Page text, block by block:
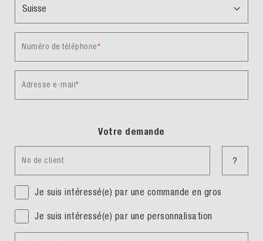
Numéro de téléphone
Adresse e-mail
Votre demande
No de client ?
Je suis intéressé(e) par une commande en gros
Je suis intéressé(e) par une personnalisation